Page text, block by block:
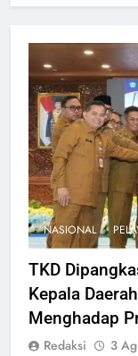
NASIONAL
TKD
Kepala
Menghadap
Redaksi 3